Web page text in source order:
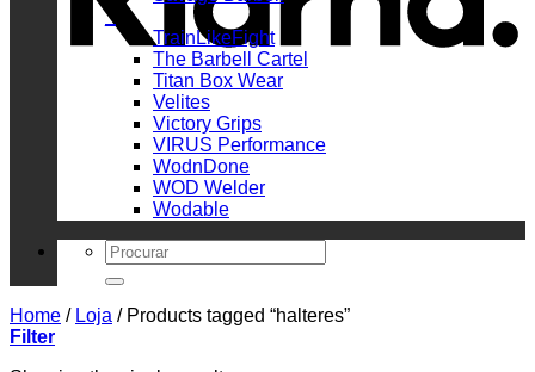
_
TrainLikeFight
The Barbell Cartel
Titan Box Wear
Velites
Victory Grips
VIRUS Performance
WodnDone
WOD Welder
Wodable
Search
for:
Home / Loja /Products tagged “halteres”
Filter